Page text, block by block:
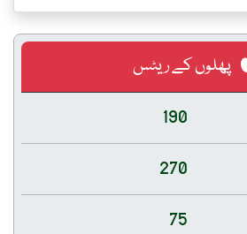
پھلوں کے ریٹس
190
270
75